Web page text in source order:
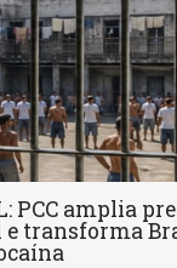
PCC amplia
transforma